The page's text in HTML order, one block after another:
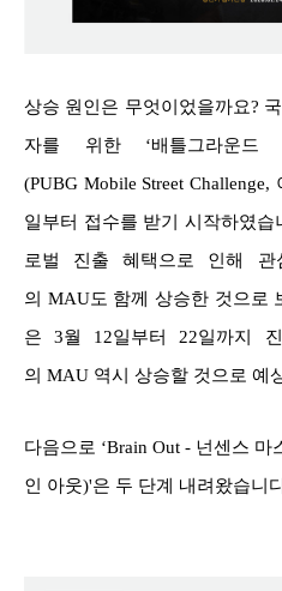
상승 원인은 무엇이었을까요?
자를 위한 ‘배틀그라운드
(PUBG Mobile Street Challenge,
일부터 접수를 받기 시작하였
로벌 진출 혜택으로 인해 관
의 MAU도 함께 상승한 것으로
은 3월 12일부터 22일까지
의 MAU 역시 상승할 것으로 예
다음으로 ‘Brain Out - 넌센스 마
인 아웃)'은 두 단계 내려왔습니